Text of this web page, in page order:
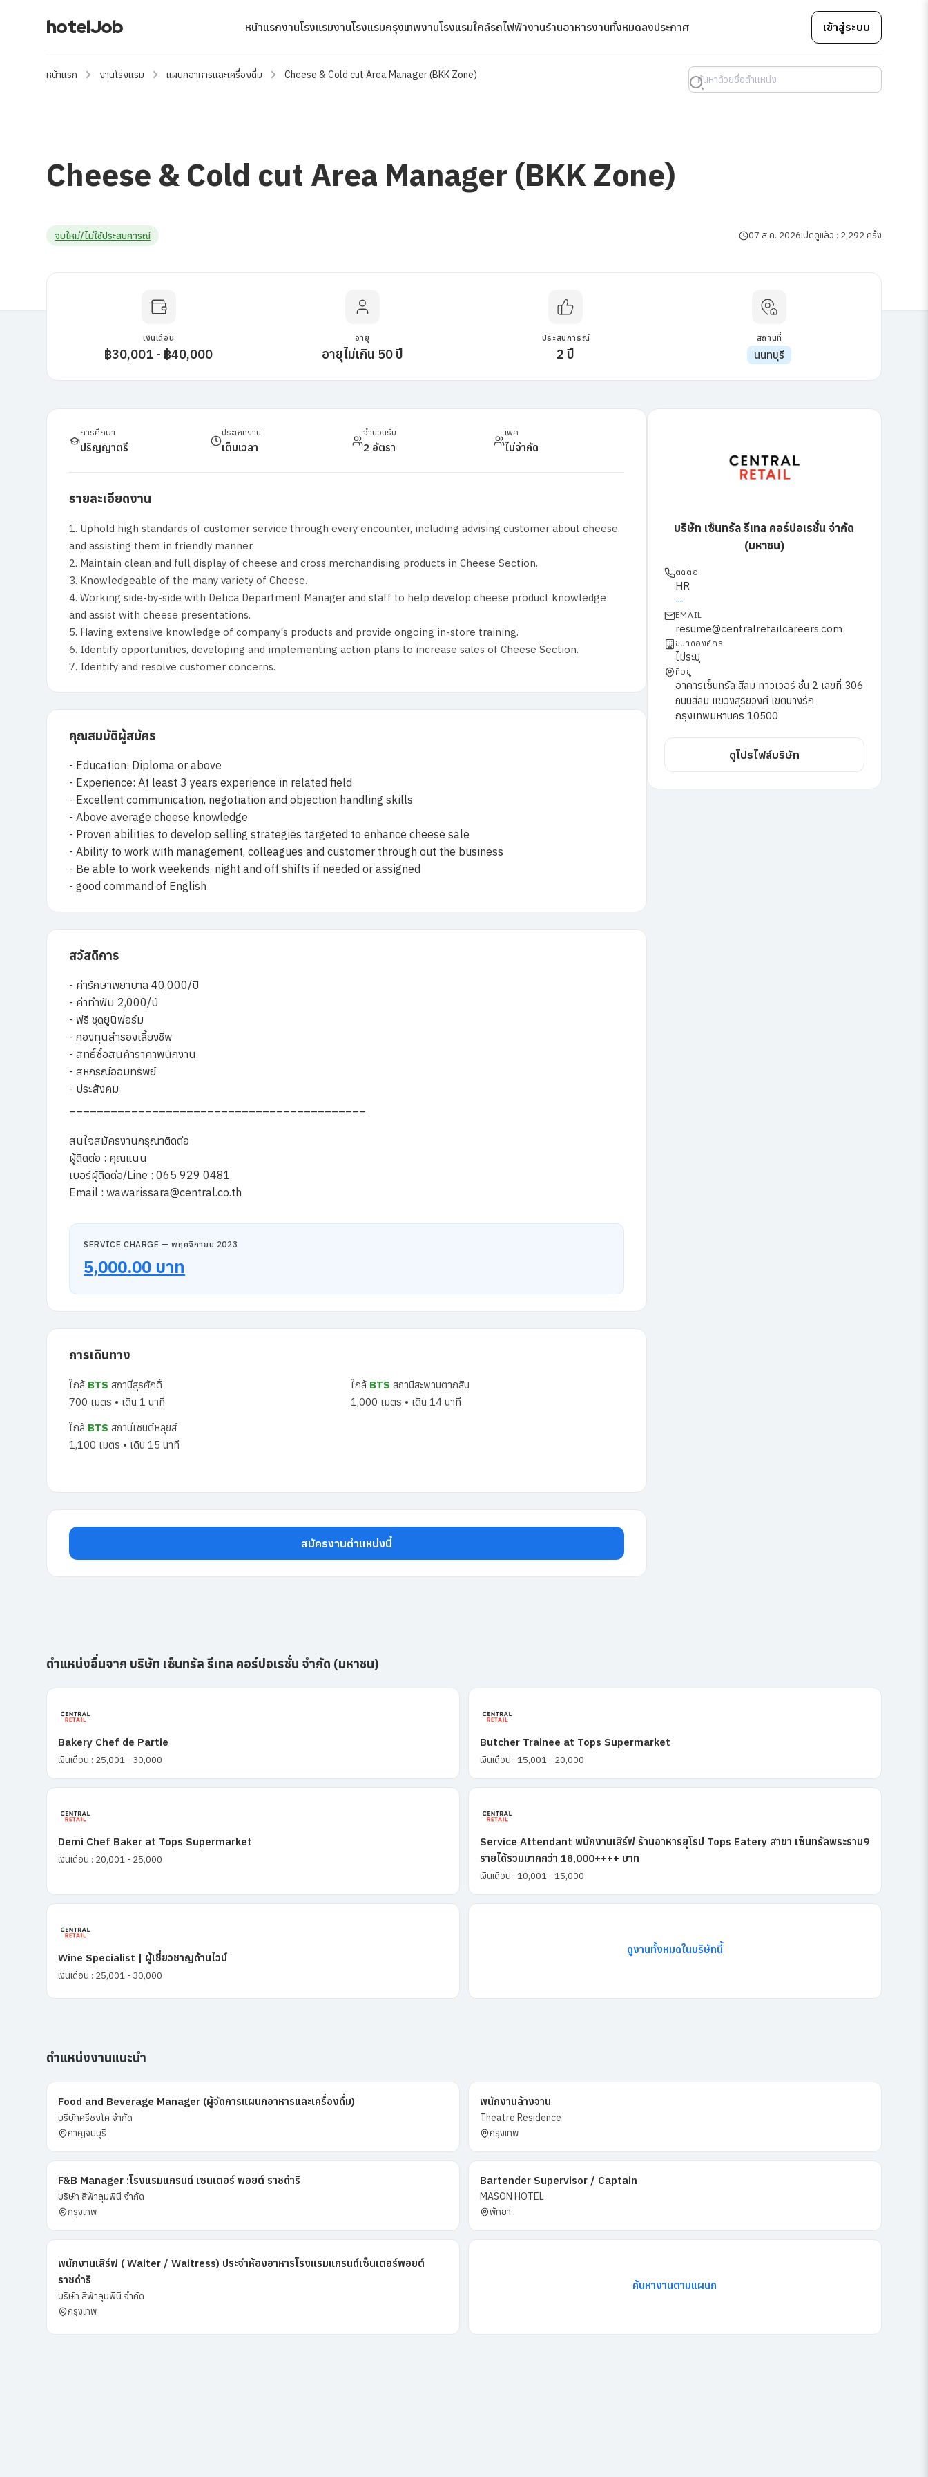
hotelJob หน้าแรกงานโรงแรมงานโรงแรมกรุงเทพงานโรงแรมใกล้รถไฟฟ้างานร้านอาหารงานทั้งหมดลงประกาศ เข้าสู่ระบบ
หน้าแรก งานโรงแรม แผนกอาหารและเครื่องดื่ม Cheese & Cold cut Area Manager (BKK Zone)
Cheese & Cold cut Area Manager (BKK Zone)
จบใหม่/ไม่ใช้ประสบการณ์ 07 ส.ค. 2026เปิดดูแล้ว : 2,292 ครั้ง
เงินเดือน
฿30,001 - ฿40,000
อายุ
อายุไม่เกิน 50 ปี
ประสบการณ์
2 ปี
สถานที่
นนทบุรี
การศึกษา
ปริญญาตรี
ประเภทงาน
เต็มเวลา
จำนวนรับ
2 อัตรา
เพศ
ไม่จำกัด
รายละเอียดงาน
1. Uphold high standards of customer service through every encounter, including advising customer about cheese
and assisting them in friendly manner.
2. Maintain clean and full display of cheese and cross merchandising products in Cheese Section.
3. Knowledgeable of the many variety of Cheese.
4. Working side-by-side with Delica Department Manager and staff to help develop cheese product knowledge
and assist with cheese presentations.
5. Having extensive knowledge of company's products and provide ongoing in-store training.
6. Identify opportunities, developing and implementing action plans to increase sales of Cheese Section.
7. Identify and resolve customer concerns.
คุณสมบัติผู้สมัคร
- Education: Diploma or above
- Experience: At least 3 years experience in related field
- Excellent communication, negotiation and objection handling skills
- Above average cheese knowledge
- Proven abilities to develop selling strategies targeted to enhance cheese sale
- Ability to work with management, colleagues and customer through out the business
- Be able to work weekends, night and off shifts if needed or assigned
- good command of English
สวัสดิการ
- ค่ารักษาพยาบาล 40,000/ปี
- ค่าทำฟัน 2,000/ปี
- ฟรี ชุดยูนิฟอร์ม
- กองทุนสำรองเลี้ยงชีพ
- สิทธิ์ซื้อสินค้าราคาพนักงาน
- สหกรณ์ออมทรัพย์
- ประสังคม
สนใจสมัครงานกรุณาติดต่อ
ผู้ติดต่อ : คุณแนน
เบอร์ผู้ติดต่อ/Line : 065 929 0481
Email :wawarissara@central.co.th
SERVICE CHARGE — พฤศจิกายน 2023
5,000.00 บาท
การเดินทาง
ใกล้ BTS สถานีสุรศักดิ์
700 เมตร • เดิน 1 นาที
ใกล้ BTS สถานีสะพานตากสิน
1,000 เมตร • เดิน 14 นาที
ใกล้ BTS สถานีเซนต์หลุยส์
1,100 เมตร • เดิน 15 นาที
สมัครงานตำแหน่งนี้
บริษัท เซ็นทรัล รีเทล คอร์ปอเรชั่น จำกัด
(มหาชน)
ติดต่อ
HR
--
EMAIL
resume@centralretailcareers.com
ขนาดองค์กร
ไม่ระบุ
ที่อยู่
อาคารเซ็นทรัล สีลม ทาวเวอร์ ชั้น 2 เลขที่ 306
ถนนสีลม แขวงสุริยวงศ์ เขตบางรัก
กรุงเทพมหานคร 10500
ดูโปรไฟล์บริษัท
ตำแหน่งอื่นจาก บริษัท เซ็นทรัล รีเทล คอร์ปอเรชั่น จำกัด (มหาชน)
Bakery Chef de Partie
เงินเดือน : 25,001 - 30,000
Butcher Trainee at Tops Supermarket
เงินเดือน : 15,001 - 20,000
Demi Chef Baker at Tops Supermarket
เงินเดือน : 20,001 - 25,000
Service Attendant พนักงานเสิร์ฟ ร้านอาหารยุโรป Tops Eatery สาขา เซ็นทรัลพระราม9
รายได้รวมมากกว่า 18,000++++ บาท
เงินเดือน : 10,001 - 15,000
Wine Specialist | ผู้เชี่ยวชาญด้านไวน์
เงินเดือน : 25,001 - 30,000
ดูงานทั้งหมดในบริษัทนี้
ตำแหน่งงานแนะนำ
Food and Beverage Manager (ผู้จัดการแผนกอาหารและเครื่องดื่ม)
บริษัทศรีชงโค จำกัด
กาญจนบุรี
พนักงานล้างจาน
Theatre Residence
กรุงเทพ
F&B Manager :โรงแรมแกรนด์ เซนเตอร์ พอยต์ ราชดำริ
บริษัท สีฟ้าลุมพินี จำกัด
กรุงเทพ
Bartender Supervisor / Captain
MASON HOTEL
พัทยา
พนักงานเสิร์ฟ ( Waiter / Waitress) ประจำห้องอาหารโรงแรมแกรนด์เซ็นเตอร์พอยต์
ราชดำริ
บริษัท สีฟ้าลุมพินี จำกัด
กรุงเทพ
ค้นหางานตามแผนก